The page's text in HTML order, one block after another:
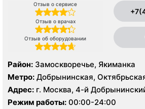
Отзыв о сервисе
Отзыв о врачах
Отзыв об оборудовании
Район: Замоскворечье, Якиманка
Метро: Добрынинская,
Адрес: г. Москва, 4-й
21
Режим работы: 00:00-24:00